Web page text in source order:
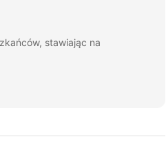
stawiając na